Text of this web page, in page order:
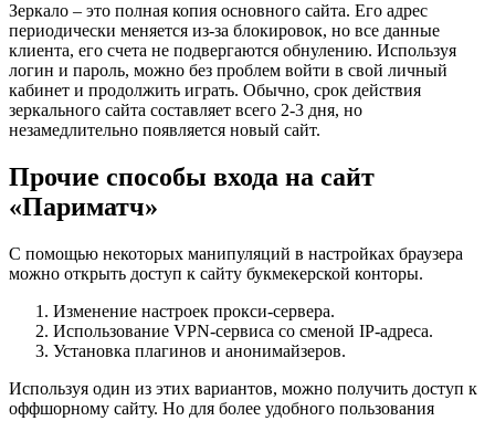
Зеркало – это полная копия основного сайта. Его адрес
периодически меняется из-за блокировок, но все данные
клиента, его счета не подвергаются обнулению. Используя
логин и пароль, можно без проблем войти в свой личный
кабинет и продолжить играть. Обычно, срок действия
зеркального сайта составляет всего 2-3 дня, но
незамедлительно появляется новый сайт.
Прочие способы входа на сайт
«Париматч»
С помощью некоторых манипуляций в настройках браузера
можно открыть доступ к сайту букмекерской конторы.
Изменение настроек прокси-сервера.
Использование VPN-сервиса со сменой IP-адреса.
Установка плагинов и анонимайзеров.
Используя один из этих вариантов, можно получить доступ к
оффшорному сайту. Но для более удобного пользования